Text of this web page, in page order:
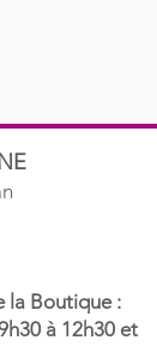
la Boutique :
à 12h30 et